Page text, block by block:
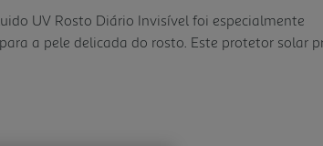
Link
para
a
UV Rosto Diário Invisível foi especialmente
a pele delicada do rosto. Este protetor solar
FORA contra os raios UVA/UVB e contra os
a pele por DENTRO, graças ao Licochalcone A,
natural que ativa o mecanismo de defesa